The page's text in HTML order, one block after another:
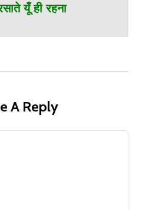
यूँ ही रहना
A Reply